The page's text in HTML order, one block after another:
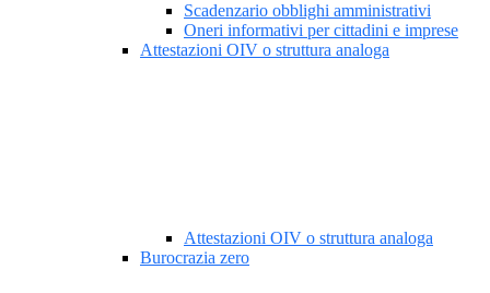
Scadenzario obblighi amministrativi
Oneri informativi per cittadini e imprese
Attestazioni OIV o struttura analoga
Attestazioni OIV o struttura analoga
Burocrazia zero